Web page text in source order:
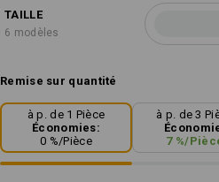
TAILLE
6 modèles
Remise sur quantité
à p. de 1 Pièce
Économies:
0 %/Pièce
à p. de 3
7%/